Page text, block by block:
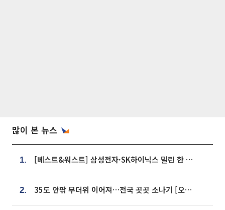
많이 본 뉴스
1. [베스트&워스트] 삼성전자·SK하이닉스 밀린 한 주…상상인증권은 85% 급등
2. 35도 안팎 무더위 이어져…전국 곳곳 소나기 [오늘 날씨]